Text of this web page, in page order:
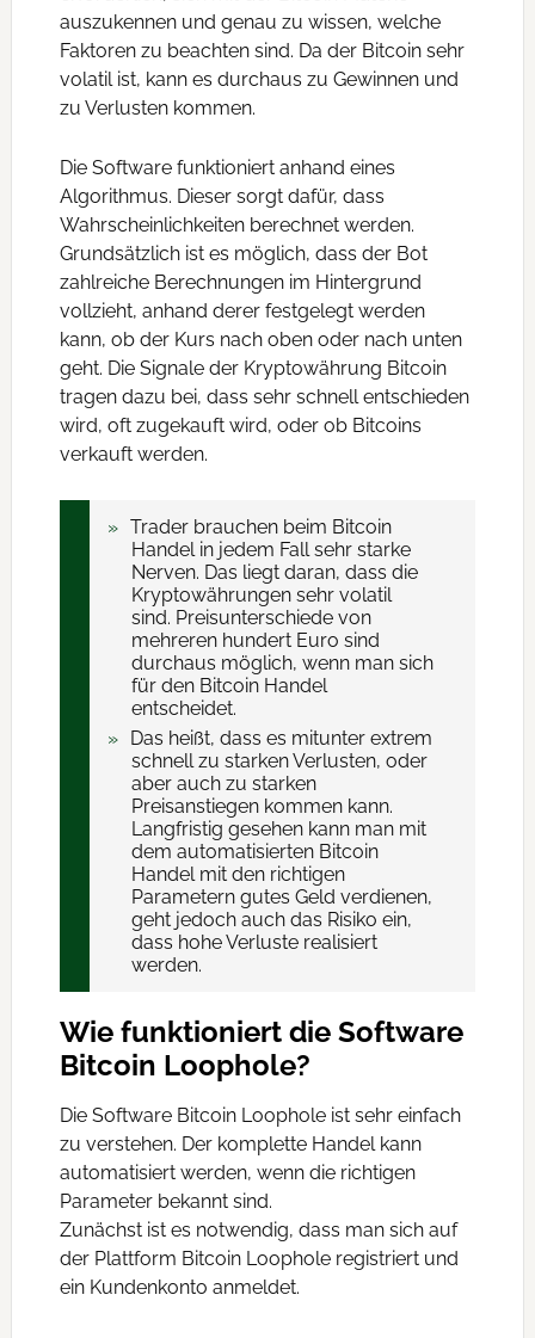
auszukennen und genau zu wissen, welche
Faktoren zu beachten sind. Da der Bitcoin sehr
volatil ist, kann es durchaus zu Gewinnen und
zu Verlusten kommen.
Die Software funktioniert anhand eines
Algorithmus. Dieser sorgt dafür, dass
Wahrscheinlichkeiten berechnet werden.
Grundsätzlich ist es möglich, dass der Bot
zahlreiche Berechnungen im Hintergrund
vollzieht, anhand derer festgelegt werden
kann, ob der Kurs nach oben oder nach unten
geht. Die Signale der Kryptowährung Bitcoin
tragen dazu bei, dass sehr schnell entschieden
wird, oft zugekauft wird, oder ob Bitcoins
verkauft werden.
Trader brauchen beim Bitcoin
Handel in jedem Fall sehr starke
Nerven. Das liegt daran, dass die
Kryptowährungen sehr volatil
sind. Preisunterschiede von
mehreren hundert Euro sind
durchaus möglich, wenn man sich
für den Bitcoin Handel
entscheidet.
Das heißt, dass es mitunter extrem
schnell zu starken Verlusten, oder
aber auch zu starken
Preisanstiegen kommen kann.
Langfristig gesehen kann man mit
dem automatisierten Bitcoin
Handel mit den richtigen
Parametern gutes Geld verdienen,
geht jedoch auch das Risiko ein,
dass hohe Verluste realisiert
werden.
Wie funktioniert die Software
Bitcoin Loophole?
Die Software Bitcoin Loophole ist sehr einfach
zu verstehen. Der komplette Handel kann
automatisiert werden, wenn die richtigen
Parameter bekannt sind.
Zunächst ist es notwendig, dass man sich auf
der Plattform Bitcoin Loophole registriert und
ein Kundenkonto anmeldet.